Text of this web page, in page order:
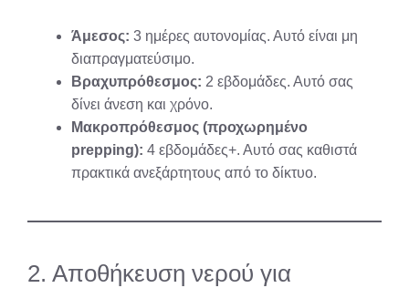
Άμεσος: 3 ημέρες αυτονομίας. Αυτό είναι μη
διαπραγματεύσιμο.
Βραχυπρόθεσμος: 2 εβδομάδες. Αυτό σας
δίνει άνεση και χρόνο.
Μακροπρόθεσμος (προχωρημένο
prepping): 4 εβδομάδες+. Αυτό σας καθιστά
πρακτικά ανεξάρτητους από το δίκτυο.
2. Αποθήκευση νερού για